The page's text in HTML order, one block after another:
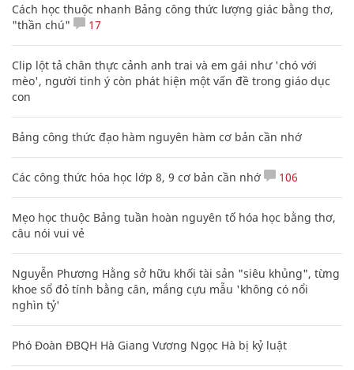
Cách học thuộc nhanh Bảng công thức lượng giác bằng thơ,
"thần chú"
17
Clip lột tả chân thực cảnh anh trai và em gái như 'chó với
mèo', người tinh ý còn phát hiện một vấn đề trong giáo dục
con
Bảng công thức đạo hàm nguyên hàm cơ bản cần nhớ
Các công thức hóa học lớp 8, 9 cơ bản cần nhớ 106
Mẹo học thuộc Bảng tuần hoàn nguyên tố hóa học bằng thơ,
câu nói vui vẻ
Nguyễn Phương Hằng sở hữu khối tài sản "siêu khủng", từng
khoe sổ đỏ tính bằng cân, mắng cựu mẫu 'không có nổi
nghìn tỷ'
Phó Đoàn ĐBQH Hà Giang Vương Ngọc Hà bị kỷ luật